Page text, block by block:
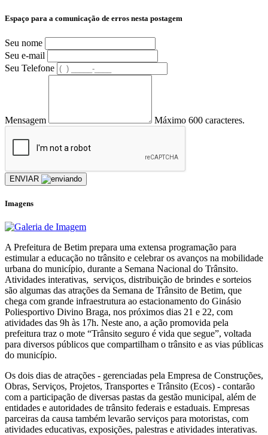
Espaço para a comunicação de erros nesta postagem
Seu nome
Seu e-mail
Seu Telefone
Mensagem Máximo 600 caracteres.
ENVIAR
Imagens
A Prefeitura de Betim prepara uma extensa programação para
estimular a educação no trânsito e celebrar os avanços na mobilidade
urbana do município, durante a Semana Nacional do Trânsito.
Atividades interativas, serviços, distribuição de brindes e sorteios
são algumas das atrações da Semana de Trânsito de Betim, que
chega com grande infraestrutura ao estacionamento do Ginásio
Poliesportivo Divino Braga, nos próximos dias 21 e 22, com
atividades das 9h às 17h. Neste ano, a ação promovida pela
prefeitura traz o mote “Trânsito seguro é vida que segue”, voltada
para diversos públicos que compartilham o trânsito e as vias públicas
do município.
Os dois dias de atrações - gerenciadas pela Empresa de Construções,
Obras, Serviços, Projetos, Transportes e Trânsito (Ecos) - contarão
com a participação de diversas pastas da gestão municipal, além de
entidades e autoridades de trânsito federais e estaduais. Empresas
parceiras da causa também levarão serviços para motoristas, com
atividades educativas, exposições, palestras e atividades interativas.